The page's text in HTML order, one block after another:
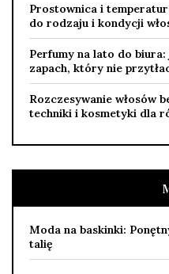
Prostownica i
do rodzaju i kondycji
Perfumy na lato do
zapach, który nie
Rozczesywanie włosów
techniki i kosmetyki dla
Moda na baskinki:
talię